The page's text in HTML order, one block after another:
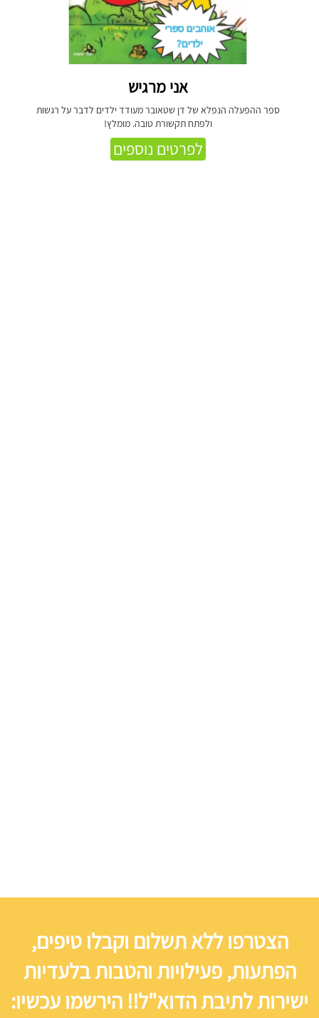
אני מרגיש
ספר ההפעלה הנפלא של דן שטאובר מעודד ילדים לדבר על רגשות
ולפתח תקשורת טובה. מומלץ!
לפרטים נוספים
הצטרפו ללא תשלום וקבלו טיפים,
הפתעות, פעילויות והטבות בלעדיות
ישירות לתיבת הדוא"ל!! הירשמו עכשיו: